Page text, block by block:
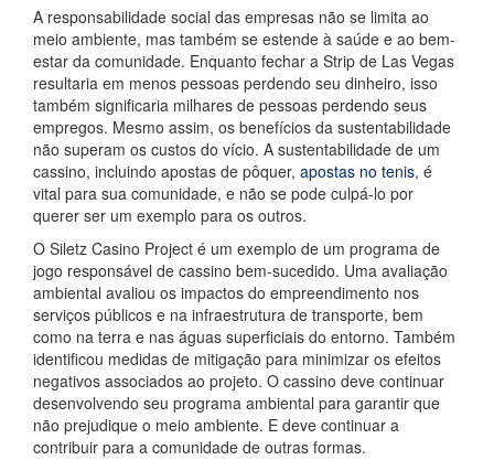
A responsabilidade social das empresas não se limita ao
meio ambiente, mas também se estende à saúde e ao bem-
estar da comunidade. Enquanto fechar a Strip de Las Vegas
resultaria em menos pessoas perdendo seu dinheiro, isso
também significaria milhares de pessoas perdendo seus
empregos. Mesmo assim, os benefícios da sustentabilidade
não superam os custos do vício. A sustentabilidade de um
cassino, incluindo apostas de pôquer, apostas no tenis, é
vital para sua comunidade, e não se pode culpá-lo por
querer ser um exemplo para os outros.
O Siletz Casino Project é um exemplo de um programa de
jogo responsável de cassino bem-sucedido. Uma avaliação
ambiental avaliou os impactos do empreendimento nos
serviços públicos e na infraestrutura de transporte, bem
como na terra e nas águas superficiais do entorno. Também
identificou medidas de mitigação para minimizar os efeitos
negativos associados ao projeto. O cassino deve continuar
desenvolvendo seu programa ambiental para garantir que
não prejudique o meio ambiente. E deve continuar a
contribuir para a comunidade de outras formas.